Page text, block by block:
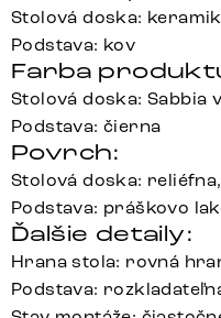
Stolová doska:
Podstava: kov
Farba
Stolová doska: Sabbia
Podstava: čierna
Povrch:
Stolová doska:
Podstava: práškovo
Ďalšie detaily:
Hrana stola: rovná
Podstava: